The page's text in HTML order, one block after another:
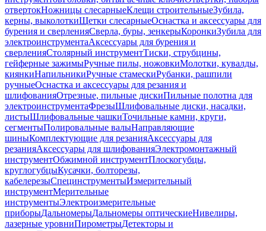
отвертокНожницы слесарныеКлещи строительныеЗубила,
керны, выколоткиЩетки слесарныеОснастка и аксессуары для
бурения и сверленияСверла, буры, зенкерыКоронкиЗубила для
электроинструментаАксессуары для бурения и
сверленияСтолярный инструментТиски, струбцины,
гейферные зажимыРучные пилы, ножовкиМолотки, кувалды,
киянкиНапильникиРучные стамескиРубанки, рашпили
ручныеОснастка и аксессуары для резания и
шлифованияОтрезные, пильные дискиПильные полотна для
электроинструментаФрезыШлифовальные диски, насадки,
листыШлифовальные чашкиТочильные камни, круги,
сегментыПолировальные валыНаправляющие
шиныКомплектующие для резанияАксессуары для
резанияАксессуары для шлифованияЭлектромонтажный
инструментОбжимной инструментПлоскогубцы,
круглогубцыКусачки, болторезы,
кабелерезыСпецинструментыИзмерительный
инструментМерительные
инструментыЭлектроизмерительные
приборыДальномерыДальномеры оптическиеНивелиры,
лазерные уровниПирометрыДетекторы и